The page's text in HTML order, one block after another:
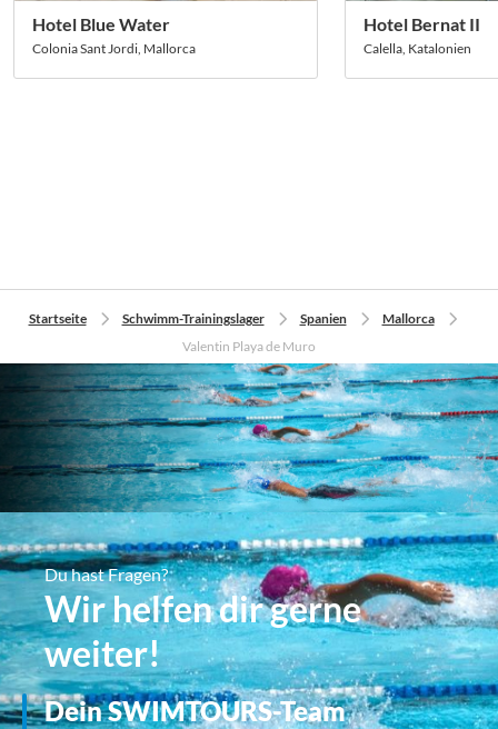
Hotel Blue Water
Colonia Sant Jordi, Mallorca
Hotel Bernat II
Calella, Katalonien
Startseite Schwimm-Trainingslager Spanien
Mallorca
Valentin Playa de Muro
Du hast Fragen?
Wir helfen dir gerne
weiter!
Dein SWIMTOURS-Team